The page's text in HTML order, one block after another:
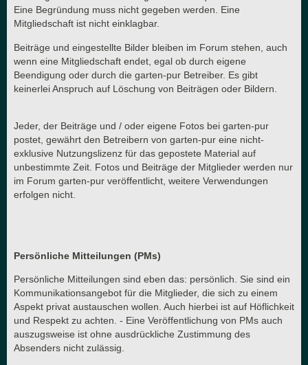
Eine Begründung muss nicht gegeben werden. Eine
Mitgliedschaft ist nicht einklagbar.
Beiträge und eingestellte Bilder bleiben im Forum stehen, auch
wenn eine Mitgliedschaft endet, egal ob durch eigene
Beendigung oder durch die garten-pur Betreiber. Es gibt
keinerlei Anspruch auf Löschung von Beiträgen oder Bildern.
Jeder, der Beiträge und / oder eigene Fotos bei garten-pur
postet, gewährt den Betreibern von garten-pur eine nicht-
exklusive Nutzungslizenz für das gepostete Material auf
unbestimmte Zeit. Fotos und Beiträge der Mitglieder werden nur
im Forum garten-pur veröffentlicht, weitere Verwendungen
erfolgen nicht.
Persönliche Mitteilungen (PMs)
Persönliche Mitteilungen sind eben das: persönlich. Sie sind ein
Kommunikationsangebot für die Mitglieder, die sich zu einem
Aspekt privat austauschen wollen. Auch hierbei ist auf Höflichkeit
und Respekt zu achten. - Eine Veröffentlichung von PMs auch
auszugsweise ist ohne ausdrückliche Zustimmung des
Absenders nicht zulässig.